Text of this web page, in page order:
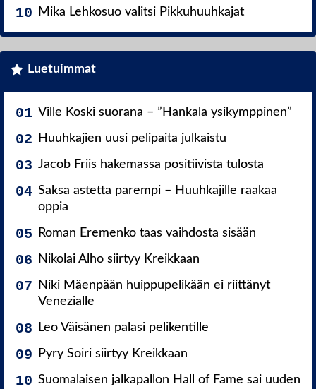
Mika Lehkosuo valitsi Pikkuhuuhkajat
Luetuimmat
Ville Koski suorana – ”Hankala ysikymppinen”
Huuhkajien uusi pelipaita julkaistu
Jacob Friis hakemassa positiivista tulosta
Saksa astetta parempi – Huuhkajille raakaa
oppia
Roman Eremenko taas vaihdosta sisään
Nikolai Alho siirtyy Kreikkaan
Niki Mäenpään huippupelikään ei riittänyt
Venezialle
Leo Väisänen palasi pelikentille
Pyry Soiri siirtyy Kreikkaan
Suomalaisen jalkapallon Hall of Fame sai uuden